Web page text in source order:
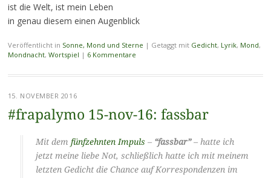
ist die Welt, ist mein Leben
in genau diesem einen Augenblick
Veröffentlicht in Sonne, Mond und Sterne | Getaggt mit Gedicht, Lyrik, Mond,
Mondnacht, Wortspiel | 6 Kommentare
15. NOVEMBER 2016
#frapalymo 15-nov-16: fassbar
Mit dem fünfzehnten Impuls – “fassbar”– hatte ich
jetzt meine liebe Not, schließlich hatte ich mit meinem
letzten Gedicht die Chance auf Korrespondenzen im